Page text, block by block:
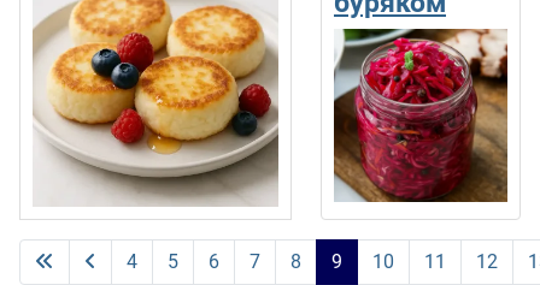
Сторінка 9 із 15
4 5 6 7 8 9 10 11 12